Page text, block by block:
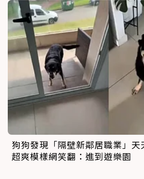
狗狗發現「隔壁新鄰居職業」天
超爽模樣網笑翻：進到遊樂園